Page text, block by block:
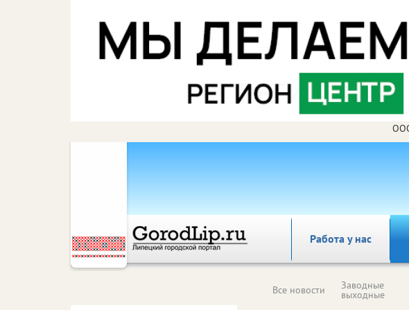
Работа у нас
Все новости Заводные
выходные